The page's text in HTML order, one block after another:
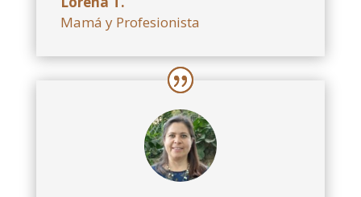
Mamá y Profesionista